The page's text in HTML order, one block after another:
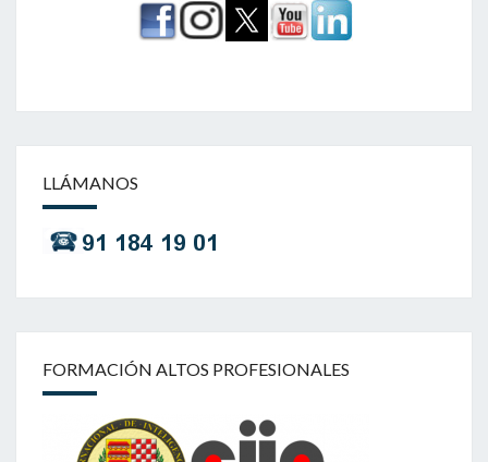
LLÁMANOS
FORMACIÓN ALTOS PROFESIONALES